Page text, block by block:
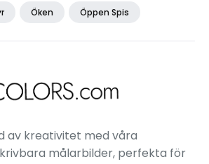
Öken Öppen Spis
av kreativitet med våra
målarbilder, perfekta för